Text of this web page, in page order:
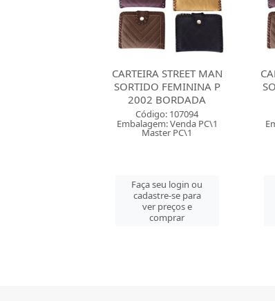
CARTEIRA STREET MAN
SORTIDO FEMININA P
2002 BORDADA
Código: 107094
Embalagem: Venda PC\1
Master PC\1
Faça seu login ou
cadastre-se para
ver preços e
comprar